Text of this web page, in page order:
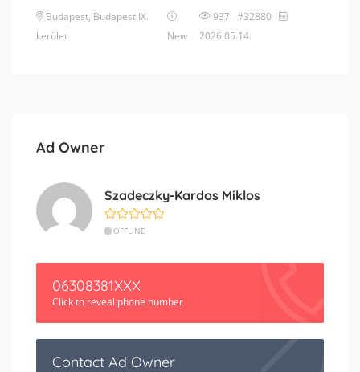
Budapest, Budapest IX.
kerület
New
937 #32880
2026.05.14.
Ad Owner
Szadeczky-Kardos Miklos
OFFLINE
06308381XXX
Click to reveal phone number
Contact Ad Owner